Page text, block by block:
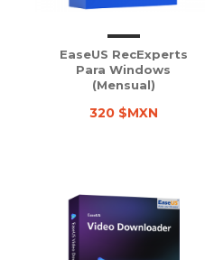
EaseUS RecExperts
Para Windows
(Mensual)
320 $MXN